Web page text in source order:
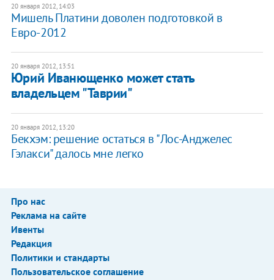
20 января 2012, 14:03
Мишель Платини доволен подготовкой в
Евро-2012
20 января 2012, 13:51
Юрий Иванющенко может стать
владельцем "Таврии"
20 января 2012, 13:20
Бекхэм: решение остаться в "Лос-Анджелес
Гэлакси" далось мне легко
Про нас
Реклама на сайте
Ивенты
Редакция
Политики и стандарты
Пользовательское соглашение